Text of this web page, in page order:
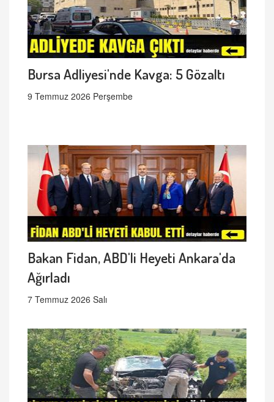
Bursa Adliyesi'nde Kavga: 5 Gözaltı
9 Temmuz 2026 Perşembe
Bakan Fidan, ABD'li Heyeti Ankara'da
Ağırladı
7 Temmuz 2026 Salı